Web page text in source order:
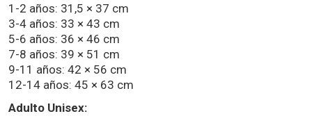
1-2 años: 31,5 × 37 cm
3-4 años: 33 × 43 cm
5-6 años: 36 × 46 cm
7-8 años: 39 × 51 cm
9-11 años: 42 × 56 cm
12-14 años: 45 × 63 cm
Adulto Unisex: